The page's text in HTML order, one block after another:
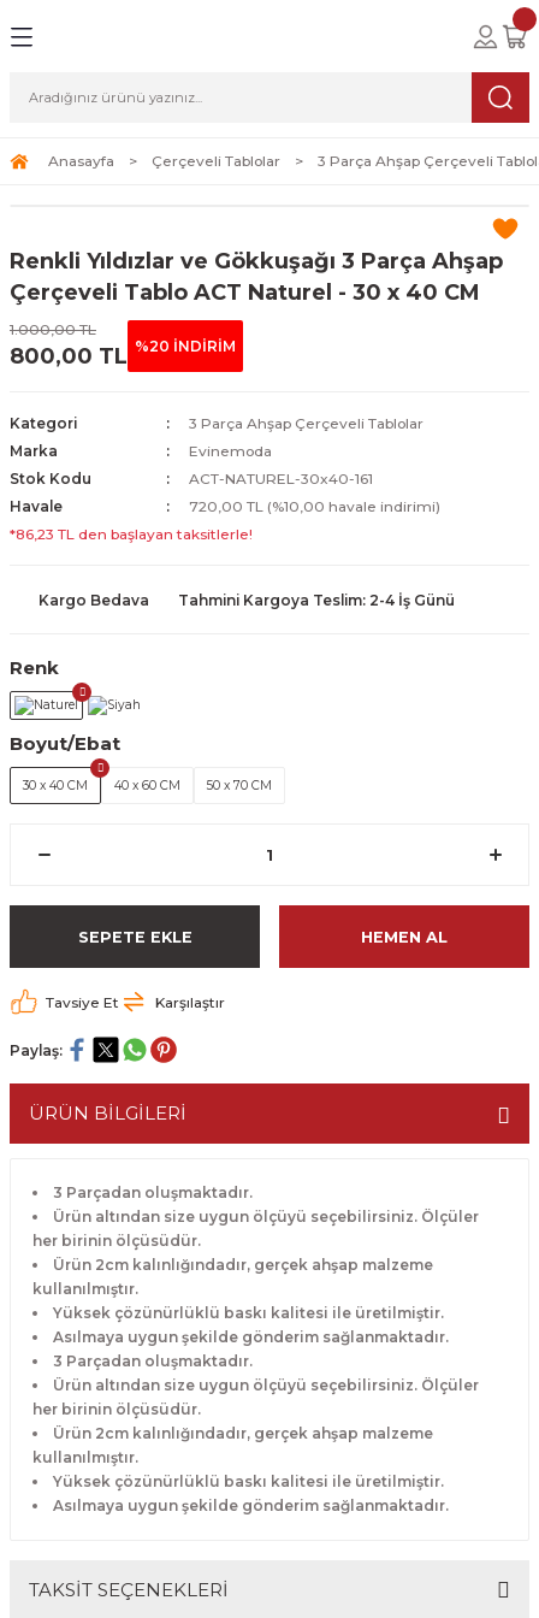
Tablolar
Tablolar
Sanat
Anasayfa Çerçeveli Tablolar 3 Parça Ahşap Çerçeveli
Renkli Yıldızlar ve Gökkuşağı 3 Parça Ahşap
Çerçeveli Tablo ACT Naturel - 30 x 40 CM
1.000,00 TL
800,00 TL %20 İNDİRİM
Kategori
3 Parça Ahşap Çerçeveli Tablolar
Marka
Evinemoda
Stok Kodu
ACT-NATUREL-30x40-161
Havale
720,00 TL (%10,00 havale indirimi)
*86,23 TL den başlayan taksitlerle!
Kargo Bedava Tahmini Kargoya Teslim: 2-4 İş Günü
Renk
Boyut/Ebat
30 x 40 CM 40 x 60 CM 50 x 70 CM
SEPETE EKLE HEMEN AL
Tavsiye Et Karşılaştır
Paylaş:
ÜRÜN BİLGİLERİ
3 Parçadan oluşmaktadır.
Ürün altından size uygun ölçüyü seçebilirsiniz. Ölçüler
her birinin ölçüsüdür.
Ürün 2cm kalınlığındadır, gerçek ahşap malzeme
kullanılmıştır.
Yüksek çözünürlüklü baskı kalitesi ile üretilmiştir.
Asılmaya uygun şekilde gönderim sağlanmaktadır.
3 Parçadan oluşmaktadır.
Ürün altından size uygun ölçüyü seçebilirsiniz. Ölçüler
her birinin ölçüsüdür.
Ürün 2cm kalınlığındadır, gerçek ahşap malzeme
kullanılmıştır.
Yüksek çözünürlüklü baskı kalitesi ile üretilmiştir.
Asılmaya uygun şekilde gönderim sağlanmaktadır.
TAKSİT SEÇENEKLERİ